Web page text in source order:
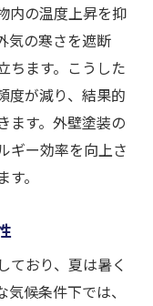
内の温度上昇を抑
気の寒さを遮断
ちます。こうした
度が減り、結果的
ます。外壁塗装の
ギー効率を向上さ
。
ており、夏は暑く
候条件下では、